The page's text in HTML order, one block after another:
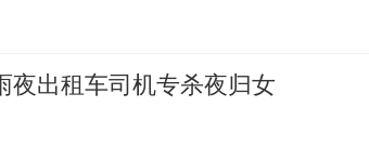
夜出租车司机专杀夜归女